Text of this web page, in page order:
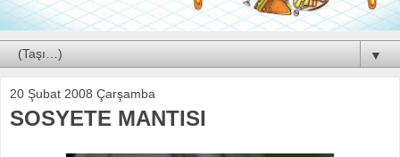
▼
20 Şubat 2008 Çarşamba
SOSYETE MANTISI